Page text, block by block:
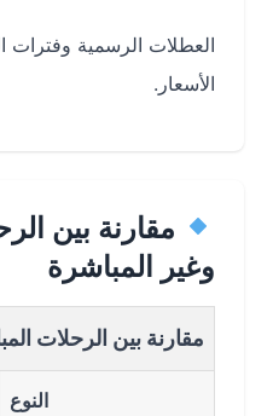
العطلات الرسمية وفترات
الأسعار.
مقارنة بين
وغير المباشرة
مقارنة بين الرحلات